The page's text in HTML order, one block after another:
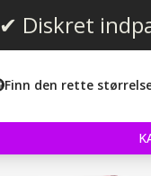
✔ Diskret
Finn den rette